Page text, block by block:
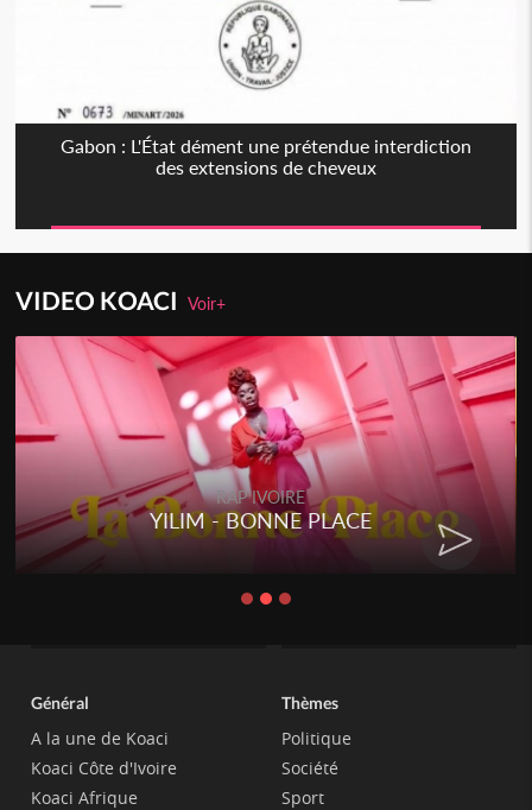
Gabon : L'État dément une prétendue interdiction
des extensions de cheveux
VIDEO KOACIVoir+
RAP IVOIRE
YILIM - BONNE PLACE
Général
A la une de Koaci
Koaci Côte d'Ivoire
Koaci Afrique
Thèmes
Politique
Société
Sport